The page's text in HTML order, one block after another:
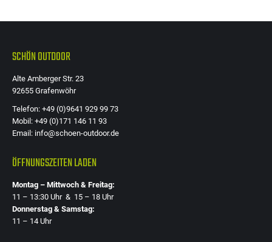
SCHÖN OUTDOOR
Alte Amberger Str. 23
92655 Grafenwöhr
Telefon: +49 (0)9641 929 99 73
Mobil: +49 (0)171 146 11 93
Email: info@schoen-outdoor.de
ÖFFNUNGSZEITEN LADEN
Montag – Mittwoch & Freitag:
11 – 13:30 Uhr & 15 – 18 Uhr
Donnerstag & Samstag:
11 – 14 Uhr